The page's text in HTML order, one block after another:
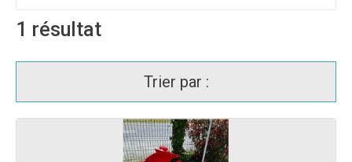
1 résultat
Trier par :